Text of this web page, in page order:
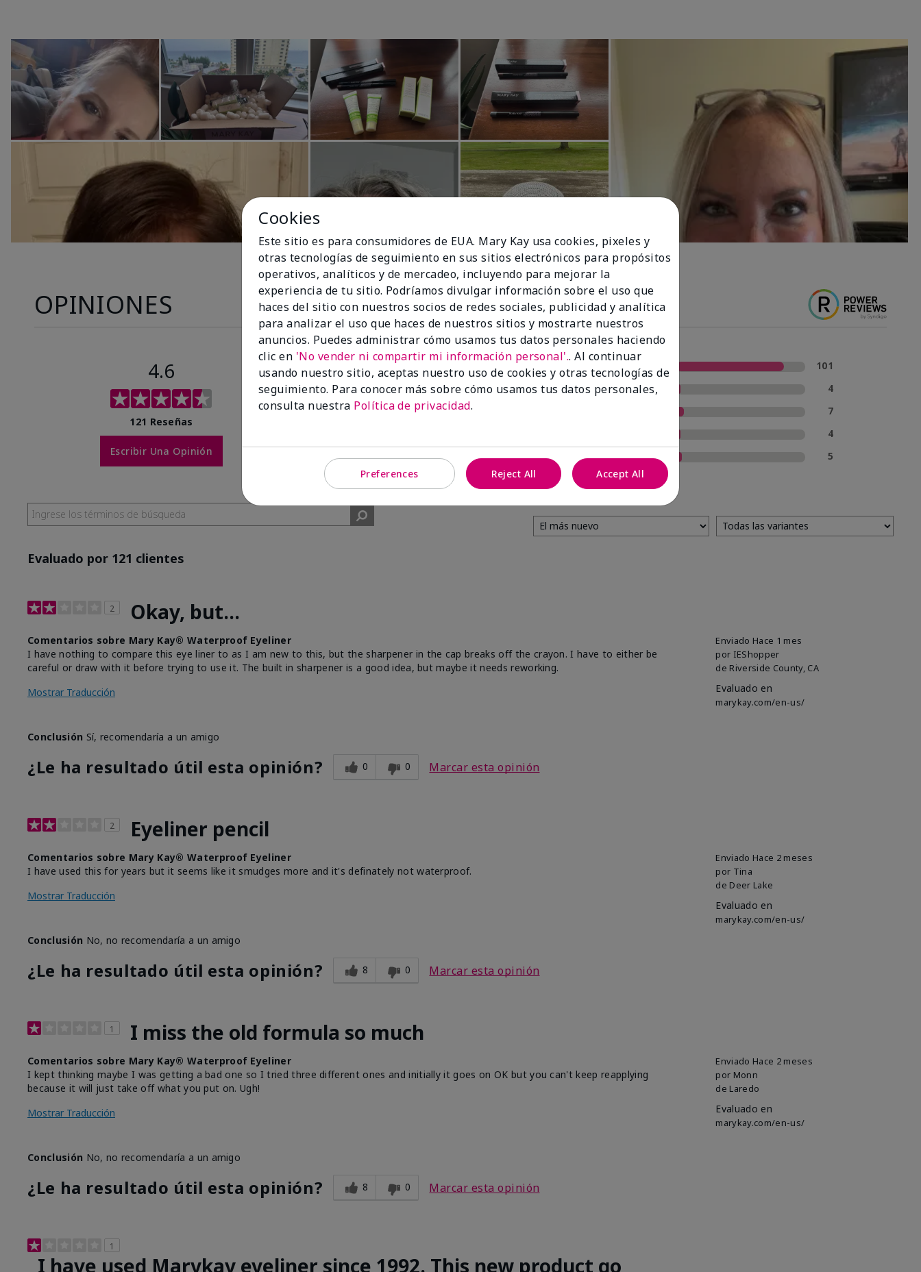
OPINIONES
4.6
121 Reseñas
Escribir Una Opinión
91%
amigo.
101
4 estrellas
4
7
4
1 estrella
5
Evaluado por 121 clientes
2 Okay, but...
Enviado Hace 1 mes
por IEShopper
de Riverside County, CA
Evaluado en
marykay.com/en-us/
Comentarios sobre Mary Kay® Waterproof Eyeliner
I have nothing to compare this eye liner to as I am new to this, but the sharpener in the cap breaks off the crayon. I have to either be
careful or draw with it before trying to use it. The built in sharpener is a good idea, but maybe it needs reworking.
Mostrar Traducción
Conclusión Sí, recomendaría a un amigo
¿Le ha resultado útil esta opinión? 0 0 Marcar esta opinión
2 Eyeliner pencil
Enviado Hace 2 meses
por Tina
de Deer Lake
Evaluado en
marykay.com/en-us/
Comentarios sobre Mary Kay® Waterproof Eyeliner
I have used this for years but it seems like it smudges more and it's definately not waterproof.
Mostrar Traducción
Conclusión No, no recomendaría a un amigo
¿Le ha resultado útil esta opinión? 8 0 Marcar esta opinión
1 I miss the old formula so much
Enviado Hace 2 meses
por Monn
de Laredo
Evaluado en
marykay.com/en-us/
Comentarios sobre Mary Kay® Waterproof Eyeliner
I kept thinking maybe I was getting a bad one so I tried three different ones and initially it goes on OK but you can't keep reapplying
because it will just take off what you put on. Ugh!
Mostrar Traducción
Conclusión No, no recomendaría a un amigo
¿Le ha resultado útil esta opinión? 8 0 Marcar esta opinión
1
I have used Marykay eyeliner since 1992. This new product go
Cookies
Este sitio es para consumidores de EUA. Mary Kay usa cookies, pixeles y
otras tecnologías de seguimiento en sus sitios electrónicos para propósitos
operativos, analíticos y de mercadeo, incluyendo para mejorar la
experiencia de tu sitio. Podríamos divulgar información sobre el uso que
haces del sitio con nuestros socios de redes sociales, publicidad y analítica
para analizar el uso que haces de nuestros sitios y mostrarte nuestros
anuncios. Puedes administrar cómo usamos tus datos personales haciendo
clic en 'No vender ni compartir mi información personal'.. Al continuar
usando nuestro sitio, aceptas nuestro uso de cookies y otras tecnologías de
seguimiento. Para conocer más sobre cómo usamos tus datos personales,
consulta nuestra Política de privacidad.
Preferences Reject All Accept All